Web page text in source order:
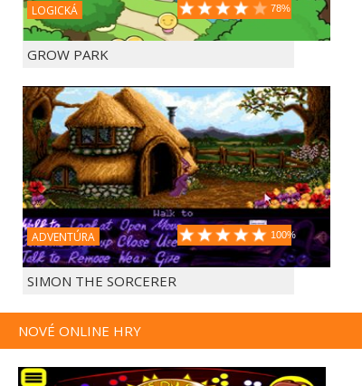
LOGICKÁ 78%
GROW PARK
ADVENTÚRA 100%
SIMON THE SORCERER
NOVÉ ONLINE HRY